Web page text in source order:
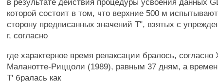
в результате действия процедуры усвоения данных
которой состоит в том, что верхние 500 м
сторону предписанных значений Т", взятых с
г, согласно
где характерное время релаксации бралось,
Маланотте-Риццоли (1989), равным 37 дням, а
Т' бралась как